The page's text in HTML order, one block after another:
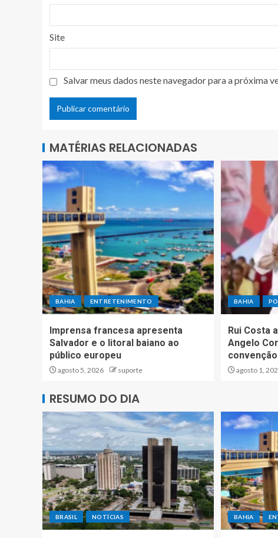
Site
Salvar meus dados neste navegador para a próxima
MATÉRIAS RELACIONADAS
BAHIA ENTRETENIMENTO
Imprensa francesa apresenta
Salvador e o litoral baiano ao
público europeu
agosto 5, 2026 suporte
BAHIA
Rui Costa
Angelo
agosto 1,
RESUMO DO DIA
BRASIL NOTÍCIAS BAHIA